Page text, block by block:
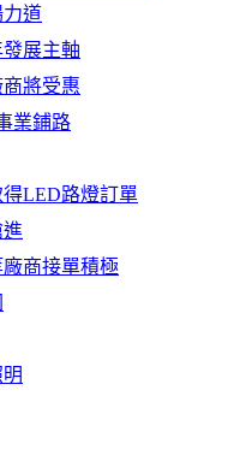
道
展主軸
將受惠
業鋪路
LED路燈訂單
進
商接單積極